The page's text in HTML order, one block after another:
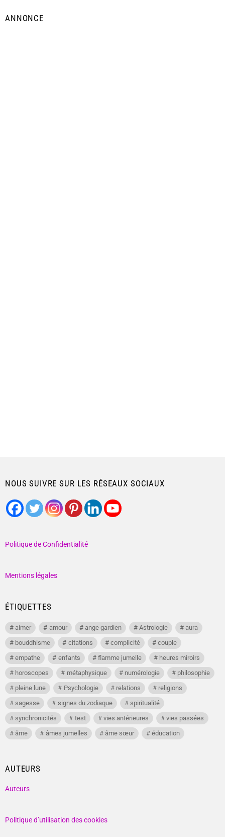
ANNONCE
NOUS SUIVRE SUR LES RÉSEAUX SOCIAUX
Politique de Confidentialité
Mentions légales
ÉTIQUETTES
aimer amour ange gardien Astrologie
aura
bouddhisme
citations complicité
couple
empathe
enfants flamme jumelle
heures miroirs
horoscopes
métaphysique numérologie
philosophie
pleine lune
Psychologie relations
religions
sagesse
signes du zodiaque
spiritualité
synchronicités
test vies antérieures
vies passées
âme
âmes jumelles âme sœur éducation
AUTEURS
Auteurs
Politique d’utilisation des cookies